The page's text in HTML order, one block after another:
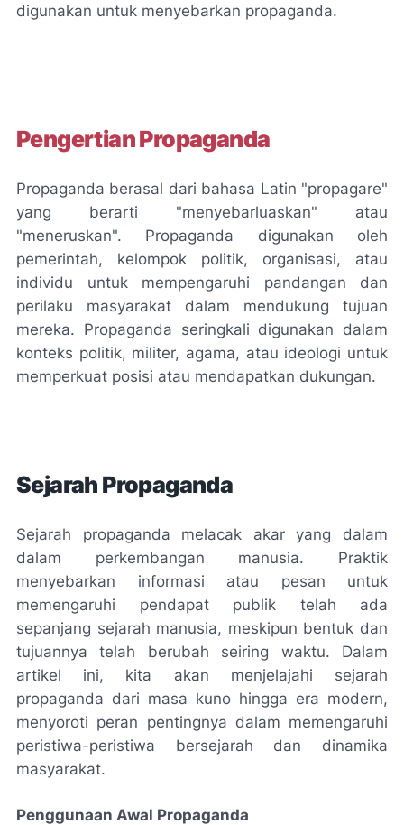
digunakan untuk menyebarkan propaganda.
Pengertian Propaganda
Propaganda berasal dari bahasa Latin "propagare"
yang berarti "menyebarluaskan" atau
"meneruskan". Propaganda digunakan oleh
pemerintah, kelompok politik, organisasi, atau
individu untuk mempengaruhi pandangan dan
perilaku masyarakat dalam mendukung tujuan
mereka. Propaganda seringkali digunakan dalam
konteks politik, militer, agama, atau ideologi untuk
memperkuat posisi atau mendapatkan dukungan.
Sejarah Propaganda
Sejarah propaganda melacak akar yang dalam
dalam perkembangan manusia. Praktik
menyebarkan informasi atau pesan untuk
memengaruhi pendapat publik telah ada
sepanjang sejarah manusia, meskipun bentuk dan
tujuannya telah berubah seiring waktu. Dalam
artikel ini, kita akan menjelajahi sejarah
propaganda dari masa kuno hingga era modern,
menyoroti peran pentingnya dalam memengaruhi
peristiwa-peristiwa bersejarah dan dinamika
masyarakat.
Penggunaan Awal Propaganda